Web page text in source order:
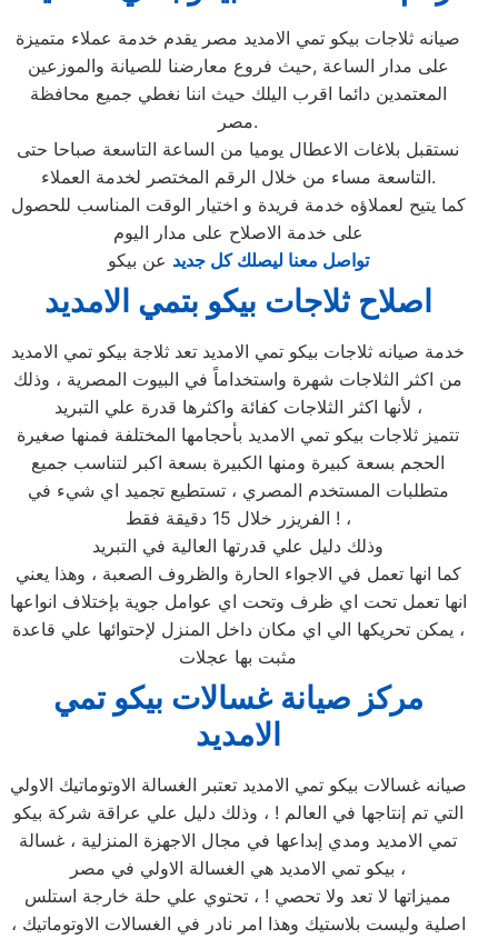
صيانه ثلاجات بيكو تمي الامديد مصر يقدم خدمة عملاء متميزة
على مدار الساعة ,حيث فروع معارضنا للصيانة والموزعين
المعتمدين دائما اقرب اليلك حيث اننا نغطي جميع محافظة
مصر.
نستقبل بلاغات الاعطال يوميا من الساعة التاسعة صباحا حتى
التاسعة مساء من خلال الرقم المختصر لخدمة العملاء.
كما يتيح لعملاؤه خدمة فريدة و اختيار الوقت المناسب للحصول
على خدمة الاصلاح على مدار اليوم
تواصل معنا ليصلك كل جديد عن بيكو
اصلاح ثلاجات بيكو بتمي الامديد
خدمة صيانه ثلاجات بيكو تمي الامديد تعد ثلاجة بيكو تمي الامديد
من اكثر الثلاجات شهرة واستخداماً في البيوت المصرية ، وذلك
لأنها اكثر الثلاجات كفائة واكثرها قدرة علي التبريد ،
تتميز ثلاجات بيكو تمي الامديد بأحجامها المختلفة فمنها صغيرة
الحجم بسعة كبيرة ومنها الكبيرة بسعة اكبر لتناسب جميع
متطلبات المستخدم المصري ، تستطيع تجميد اي شيء في
الفريزر خلال 15 دقيقة فقط ! ،
وذلك دليل علي قدرتها العالية في التبريد
كما انها تعمل في الاجواء الحارة والظروف الصعبة ، وهذا يعني
انها تعمل تحت اي ظرف وتحت اي عوامل جوية بإختلاف انواعها
، يمكن تحريكها الي اي مكان داخل المنزل لإحتوائها علي قاعدة
مثبت بها عجلات
مركز صيانة غسالات بيكو تمي
الامديد
صيانه غسالات بيكو تمي الامديد تعتبر الغسالة الاوتوماتيك الاولي
التي تم إنتاجها في العالم ! ، وذلك دليل علي عراقة شركة بيكو
تمي الامديد ومدي إبداعها في مجال الاجهزة المنزلية ، غسالة
بيكو تمي الامديد هي الغسالة الاولي في مصر ،
مميزاتها لا تعد ولا تحصي ! ، تحتوي علي حلة خارجة استلس
اصلية وليست بلاستيك وهذا امر نادر في الغسالات الاوتوماتيك ،